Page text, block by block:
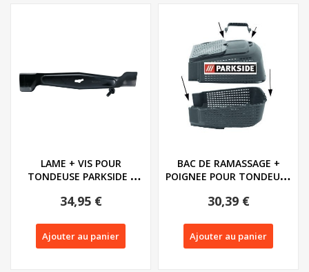
LAME + VIS POUR
TONDEUSE PARKSIDE -
34,95 €
Ajouter au panier
BAC DE RAMASSAGE +
POIGNEE POUR TONDEUSE
30,39 €
Ajouter au panier